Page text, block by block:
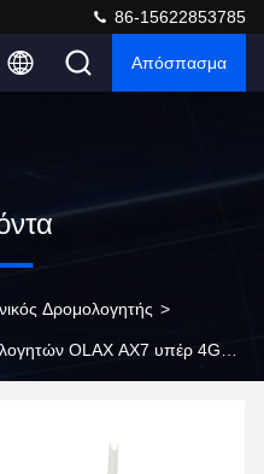
86-15622853785
Απόσπασμα
Δρομολογητής >
OLAX AX7 υπέρ 4G